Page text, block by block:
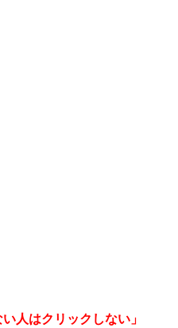
人はクリックしない」